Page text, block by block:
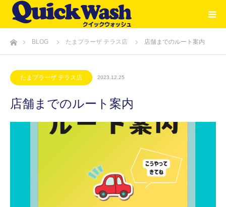
ホームBLOG たまプラーザ テラス店 店舗までのルート案内
たまプラーザ テラス店 2023.12.25
店舗までのルート案内